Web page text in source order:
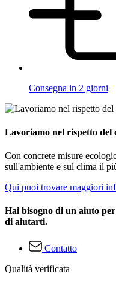
Consegna in 2 giorni
Lavoriamo nel rispetto del
Con concrete misure
sull'ambiente e sul clima il
Qui puoi trovare maggiori
Hai bisogno di un aiuto
di aiutarti.
Contatto
Qualità verificata